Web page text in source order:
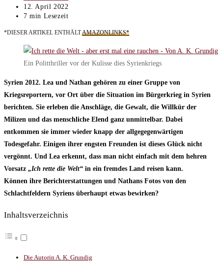
Kommentare:
Beitrag
zuletzt
am:
12. April 2022
Lesedauer:
7 min Lesezeit
*DIESER ARTIKEL ENTHÄLTAMAZONLINKS*
Ein Politthriller vor der Kulisse dies Syrienkriegs
Syrien 2012. Lea und Nathan gehören zu einer Gruppe von
Kriegsreportern, vor Ort über die Situation im Bürgerkrieg in Syrien
berichten. Sie erleben die Anschläge, die Gewalt, die Willkür der
Milizen und das menschliche Elend ganz unmittelbar. Dabei
entkommen sie immer wieder knapp der allgegegenwärtigen
Todesgefahr. Einigen ihrer engsten Freunden ist dieses Glück nicht
vergönnt. Und Lea erkennt, dass man nicht einfach mit dem hehren
Vorsatz „Ich rette die Welt“ in ein fremdes Land reisen kann.
Können ihre Berichterstattungen und Nathans Fotos von den
Schlachtfeldern Syriens überhaupt etwas bewirken?
Inhaltsverzeichnis
Die Autorin A. K. Grundig